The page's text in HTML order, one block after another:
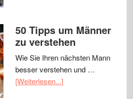
50 Tipps um Männer
zu verstehen
Wie Sie Ihren nächsten Mann
besser verstehen und …
[Weiterlesen...]